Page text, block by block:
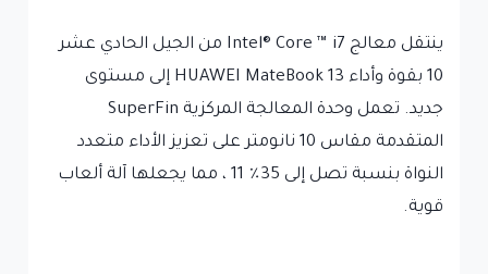
ينتقل معالج Intel® Core ™ i7 من الجيل الحادي عشر
10 بقوة وأداء HUAWEI MateBook 13 إلى مستوى
جديد. تعمل وحدة المعالجة المركزية SuperFin
المتقدمة مقاس 10 نانومتر على تعزيز الأداء متعدد
النواة بنسبة تصل إلى 35٪ 11 ، مما يجعلها آلة ألعاب
قوية.